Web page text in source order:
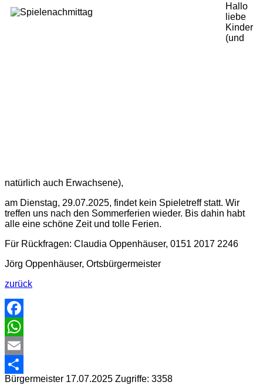
Hallo
liebe
Kinder
(und
natürlich auch Erwachsene),
am Dienstag, 29.07.2025, findet kein Spieletreff statt. Wir
treffen uns nach den Sommerferien wieder. Bis dahin habt
alle eine schöne Zeit und tolle Ferien.
Für Rückfragen: Claudia Oppenhäuser, 0151 2017 2246
Jörg Oppenhäuser, Ortsbürgermeister
zurück
Facebook
WhatsApp
Email
Share
Bürgermeister 17.07.2025 Zugriffe: 3358